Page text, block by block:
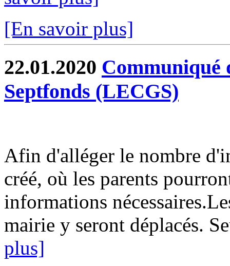
[En savoir plus]
22.01.2020 Communiqué
Septfonds (LECGS)
Afin d'alléger le nombre
créé, où les parents
informations
mairie y seront déplacés.
plus]